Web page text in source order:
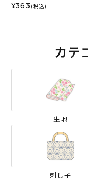
¥363 (税込)
カテ
生地
刺し子